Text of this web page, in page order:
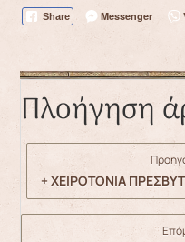
Share Messenger
Πλοήγηση
+ ΧΕΙΡΟΤΟΝΙΑ